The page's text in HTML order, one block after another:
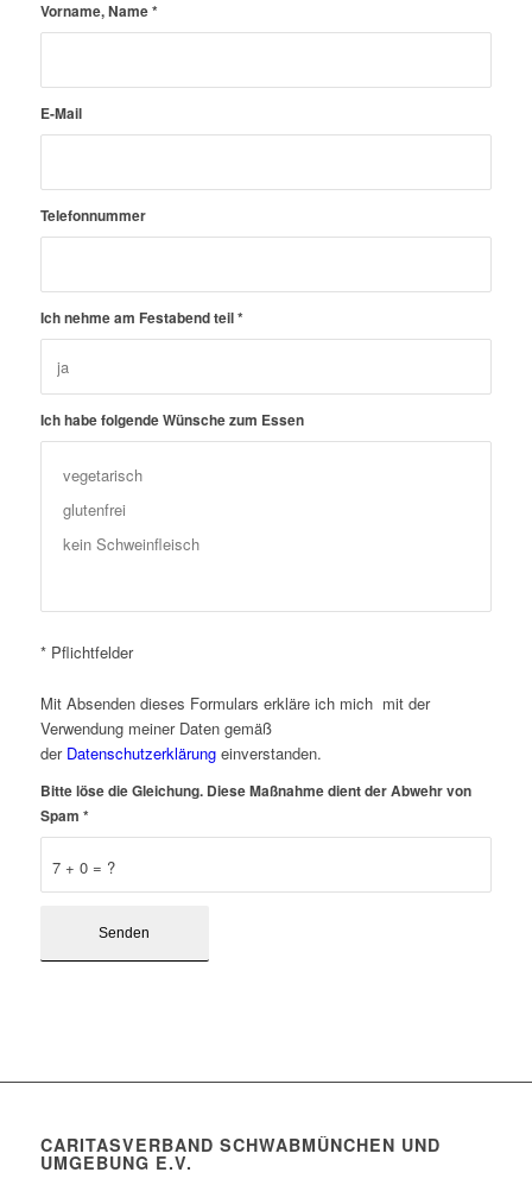
Vorname, Name*
E-Mail
Telefonnummer
Ich nehme am Festabend teil*
Ich habe folgende Wünsche zum Essen
* Pflichtfelder
Mit Absenden dieses Formulars erkläre ich mich mit der
Verwendung meiner Daten gemäß
der Datenschutzerklärungeinverstanden.
7 + 0 = ?
Bitte löse die Gleichung. Diese Maßnahme dient der Abwehr von
Spam *
CARITASVERBAND SCHWABMÜNCHEN UND
UMGEBUNG E.V.